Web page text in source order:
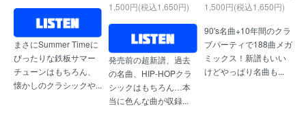
まさにSummer Timeに
びったりな鉄板サマー
チューンはもちろん、
懐かしのクラシックや...
1,500円(税込1,650円)
発売前の超新譜、過去
の名曲、HIP-HOPクラ
シックはもちろん…本
当に色んな曲が収録...
1,500円(税込1,650円)
90's名曲+10年間のクラ
ブパーティで188曲メガ
ミックス！新譜もいい
けどやっぱり名曲も...